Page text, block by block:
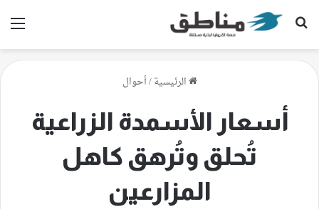
بحث عن
الرئيسية/أحوال
أسعار الأسمدة الزراعية
تُحلق وتُرهق كاهل
المزارعين